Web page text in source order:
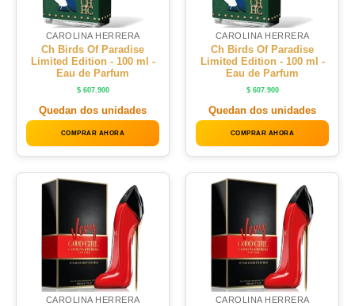
CAROLINA HERRERA
Ch Birds Of Paradise
Limited Edition - 100 ml -
Eau de Parfum
$607.900
Quedan dos unidades
COMPRAR AHORA
CAROLINA HERRERA
Ch Birds Of Paradise
Limited Edition - 100 ml -
Eau de Parfum
$607.900
Quedan dos unidades
COMPRAR AHORA
CAROLINA HERRERA CAROLINA HERRERA